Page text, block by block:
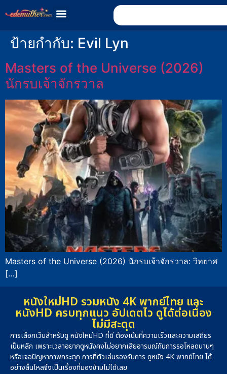
ป้ายกำกับ: Evil Lyn
Masters of the Universe (2026)
นักรบเจ้าจักรวาล
Masters of the Universe (2026) นักรบเจ้าจักรวาล: วิทยาศ
[…]
หนังใหม่HD รวมหนัง 4K พากย์ไทย และ
หนังHD ครบทุกแนว อัปเดตไว ดูได้ต่อเนื่อง
ไม่มีสะดุด
การเลือกเว็บสำหรับดู หนังใหม่HD ที่ดี ต้องเน้นที่ความเร็วและความเสถียร
เป็นหลัก เพราะเวลาอยากดูหนังคงไม่อยากเสียอารมณ์กับการรอโหลดนานๆ
หรือเจอปัญหาภาพกระตุก การที่ตัวเล่นรองรับการ ดูหนัง 4K พากย์ไทย ได้
อย่างลื่นไหลจึงเป็นเรื่องที่มองข้ามไม่ได้เลย